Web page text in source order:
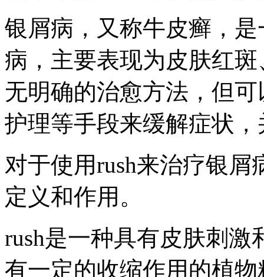
银屑病，又称牛皮癣，
病，主要表现为皮肤红
无明确的治愈方法，但
护理等手段来缓解症状
对于使用rush来治疗银屑
定义和作用。
rush是一种具有皮肤刺
有一定的收缩作用的植